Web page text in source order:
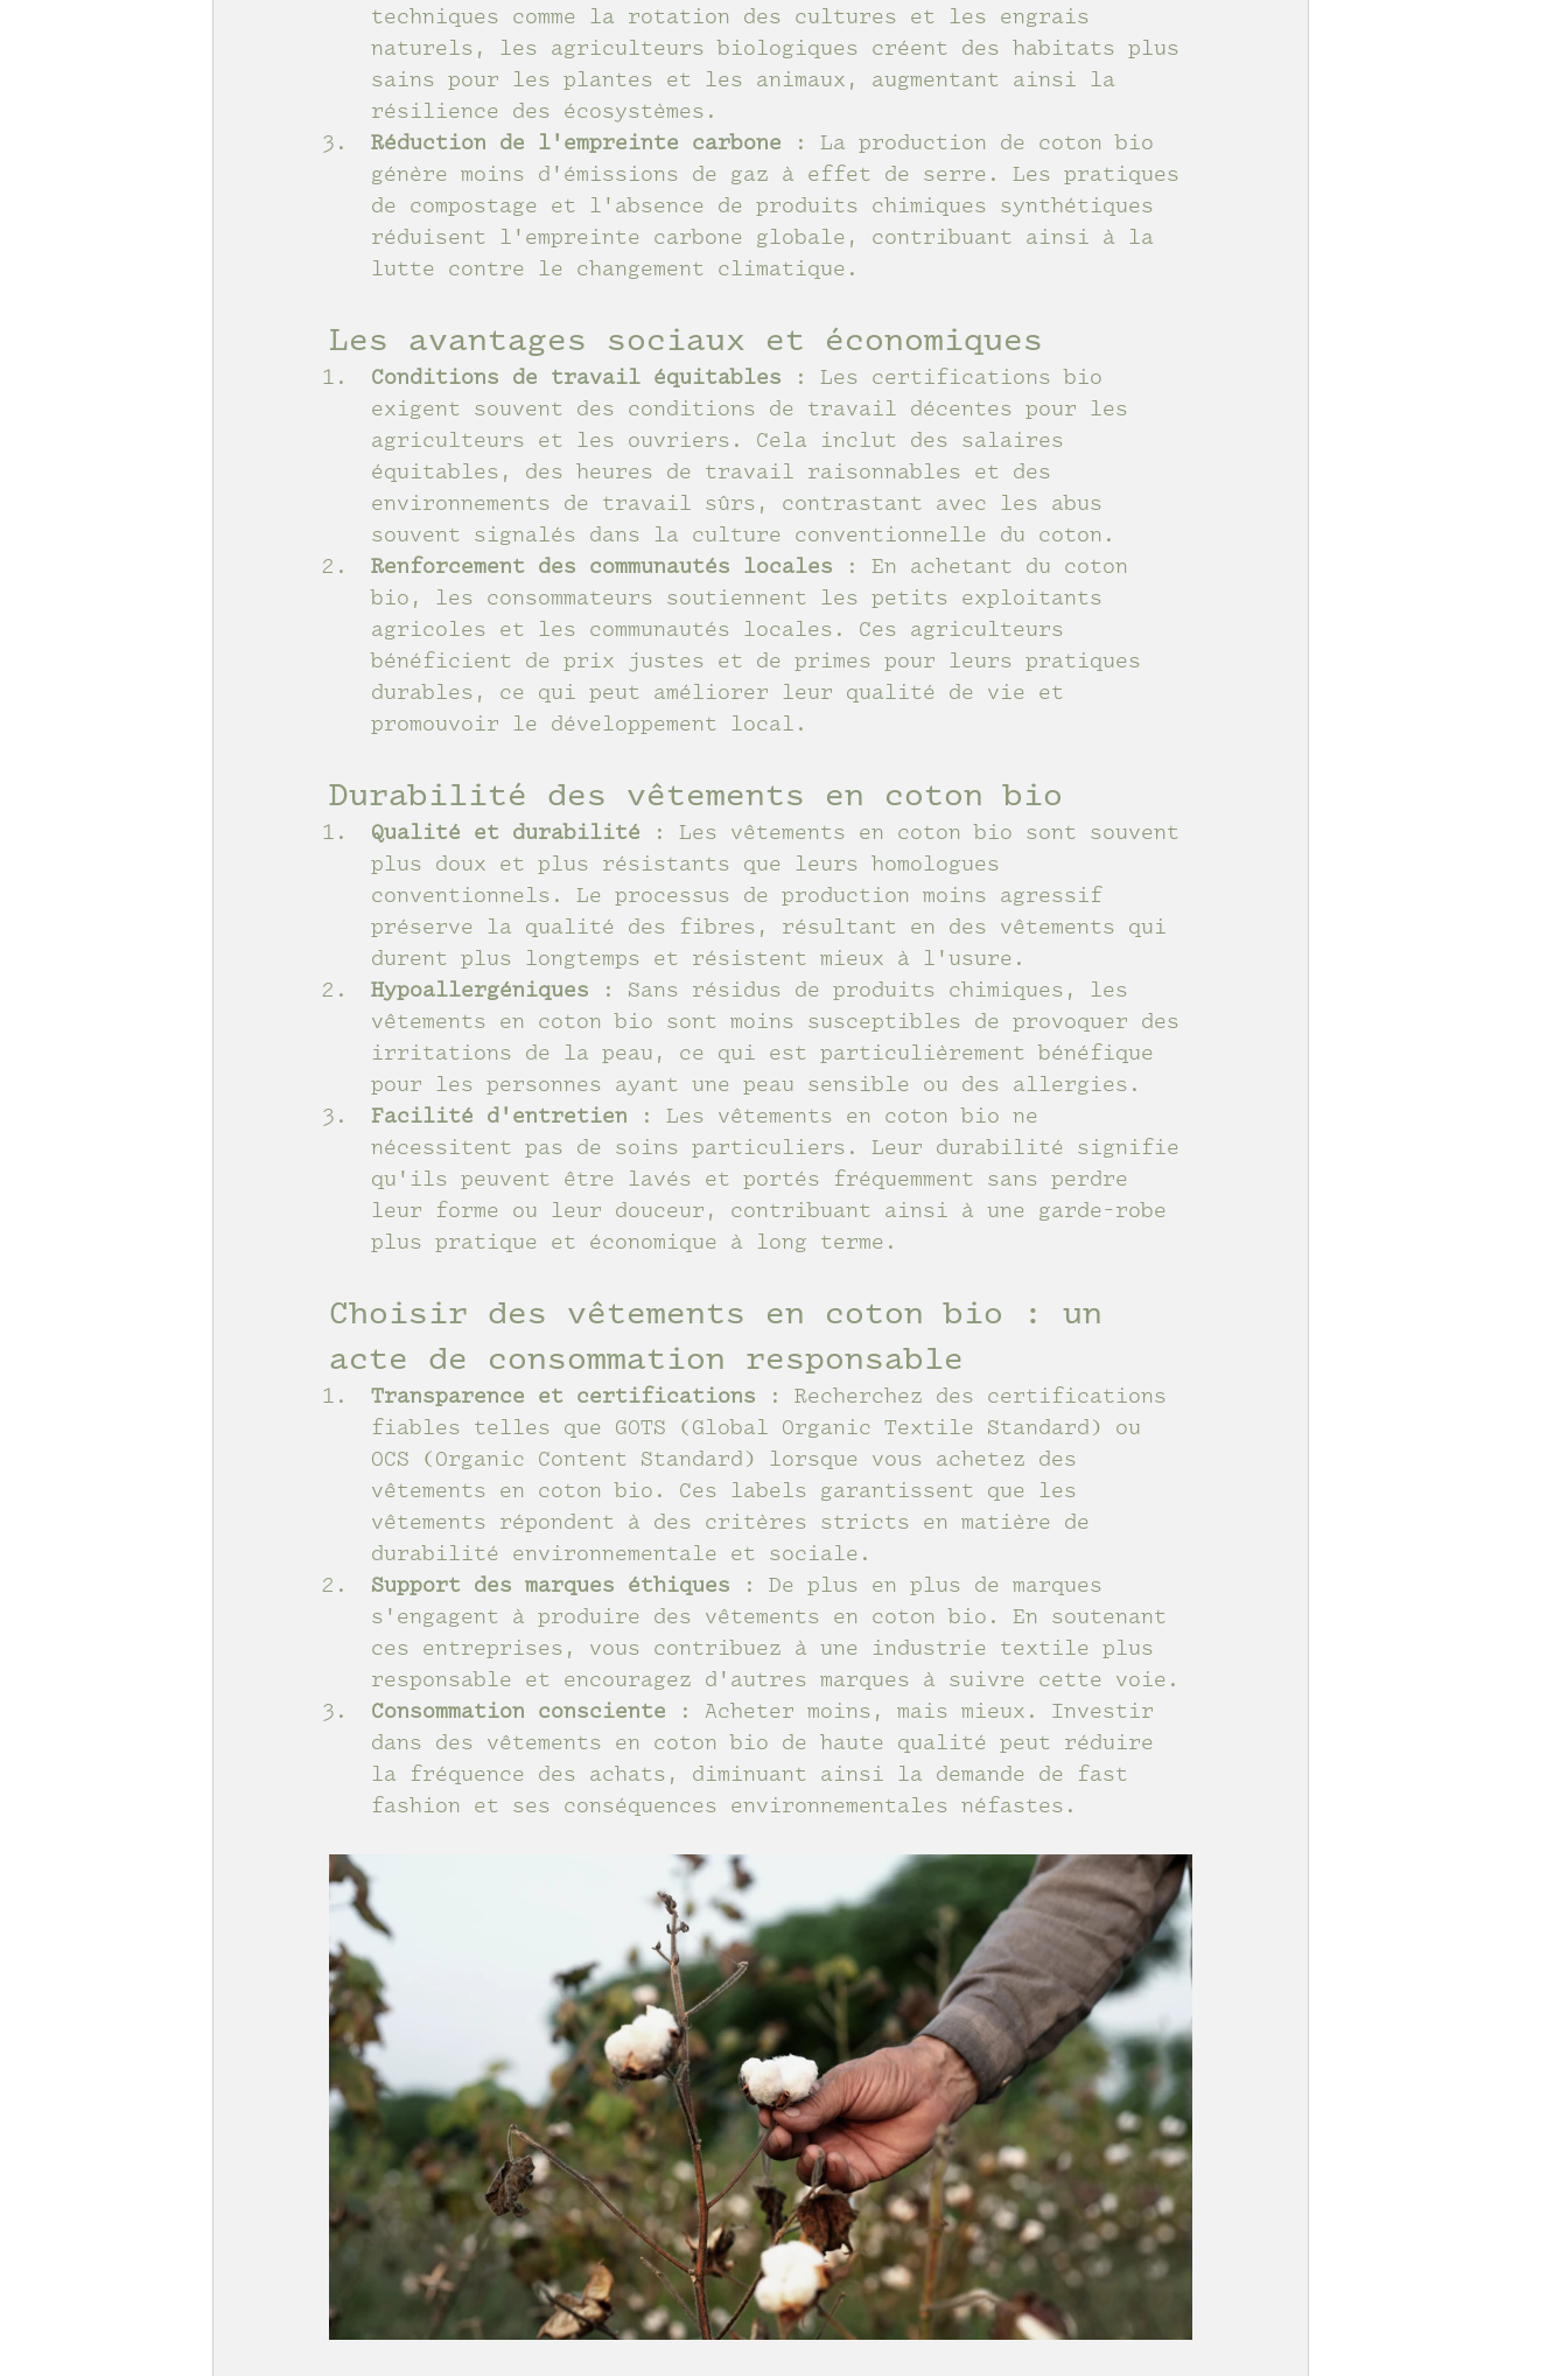
techniques comme la rotation des cultures et les engrais
naturels, les agriculteurs biologiques créent des habitats plus
sains pour les plantes et les animaux, augmentant ainsi la
résilience des écosystèmes.
Réduction de l'empreinte carbone : La production de coton bio
génère moins d'émissions de gaz à effet de serre. Les pratiques
de compostage et l'absence de produits chimiques synthétiques
réduisent l'empreinte carbone globale, contribuant ainsi à la
lutte contre le changement climatique.
Les avantages sociaux et économiques
Conditions de travail équitables : Les certifications bio
exigent souvent des conditions de travail décentes pour les
agriculteurs et les ouvriers. Cela inclut des salaires
équitables, des heures de travail raisonnables et des
environnements de travail sûrs, contrastant avec les abus
souvent signalés dans la culture conventionnelle du coton.
Renforcement des communautés locales : En achetant du coton
bio, les consommateurs soutiennent les petits exploitants
agricoles et les communautés locales. Ces agriculteurs
bénéficient de prix justes et de primes pour leurs pratiques
durables, ce qui peut améliorer leur qualité de vie et
promouvoir le développement local.
Durabilité des vêtements en coton bio
Qualité et durabilité : Les vêtements en coton bio sont souvent
plus doux et plus résistants que leurs homologues
conventionnels. Le processus de production moins agressif
préserve la qualité des fibres, résultant en des vêtements qui
durent plus longtemps et résistent mieux à l'usure.
Hypoallergéniques : Sans résidus de produits chimiques, les
vêtements en coton bio sont moins susceptibles de provoquer des
irritations de la peau, ce qui est particulièrement bénéfique
pour les personnes ayant une peau sensible ou des allergies.
Facilité d'entretien : Les vêtements en coton bio ne
nécessitent pas de soins particuliers. Leur durabilité signifie
qu'ils peuvent être lavés et portés fréquemment sans perdre
leur forme ou leur douceur, contribuant ainsi à une garde-robe
plus pratique et économique à long terme.
Choisir des vêtements en coton bio : un
acte de consommation responsable
Transparence et certifications : Recherchez des certifications
fiables telles que GOTS (Global Organic Textile Standard) ou
OCS (Organic Content Standard) lorsque vous achetez des
vêtements en coton bio. Ces labels garantissent que les
vêtements répondent à des critères stricts en matière de
durabilité environnementale et sociale.
Support des marques éthiques : De plus en plus de marques
s'engagent à produire des vêtements en coton bio. En soutenant
ces entreprises, vous contribuez à une industrie textile plus
responsable et encouragez d'autres marques à suivre cette voie.
Consommation consciente : Acheter moins, mais mieux. Investir
dans des vêtements en coton bio de haute qualité peut réduire
la fréquence des achats, diminuant ainsi la demande de fast
fashion et ses conséquences environnementales néfastes.